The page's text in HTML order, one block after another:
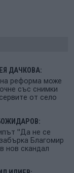
ДАЧКОВА:
реформа може
със снимки
от село
"Да не се
Благомир
нов скандал